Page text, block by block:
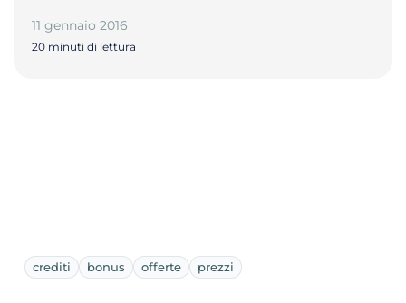
11 gennaio 2016
20 minuti di lettura
crediti bonus offerte prezzi